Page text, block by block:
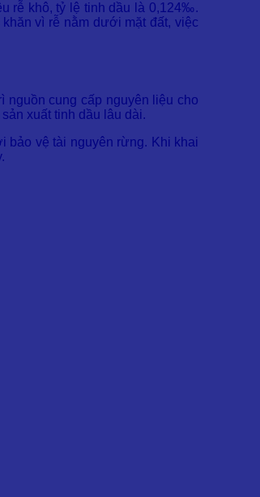
rễ khô, tỷ lệ tinh dầu là 0,124‰.
vì rễ nằm dưới mặt đất, việc
nguồn cung cấp nguyên liệu cho
xuất tinh dầu lâu dài.
bảo vệ tài nguyên rừng. Khi khai